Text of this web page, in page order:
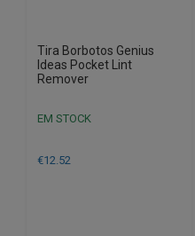
Tira Borbotos Genius
Ideas Pocket Lint
Remover
EM STOCK
€12.52